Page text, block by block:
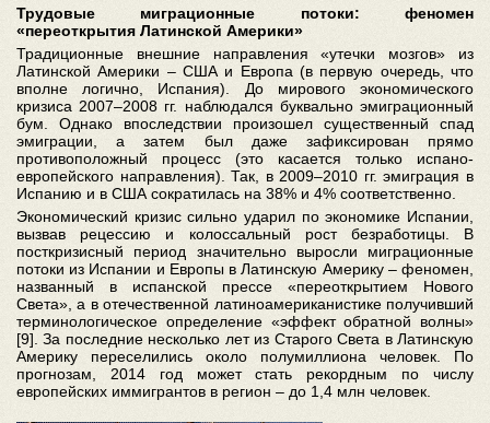
Трудовые миграционные потоки: феномен
«переоткрытия Латинской Америки»
Традиционные внешние направления «утечки мозгов» из
Латинской Америки – США и Европа (в первую очередь, что
вполне логично, Испания). До мирового экономического
кризиса 2007–2008 гг. наблюдался буквально эмиграционный
бум. Однако впоследствии произошел существенный спад
эмиграции, а затем был даже зафиксирован прямо
противоположный процесс (это касается только испано-
европейского направления). Так, в 2009–2010 гг. эмиграция в
Испанию и в США сократилась на 38% и 4% соответственно.
Экономический кризис сильно ударил по экономике Испании,
вызвав рецессию и колоссальный рост безработицы. В
посткризисный период значительно выросли миграционные
потоки из Испании и Европы в Латинскую Америку – феномен,
названный в испанской прессе «переоткрытием Нового
Света», а в отечественной латиноамериканистике получивший
терминологическое определение «эффект обратной волны»
[9]. За последние несколько лет из Старого Света в Латинскую
Америку переселились около полумиллиона человек. По
прогнозам, 2014 год может стать рекордным по числу
европейских иммигрантов в регион – до 1,4 млн человек.